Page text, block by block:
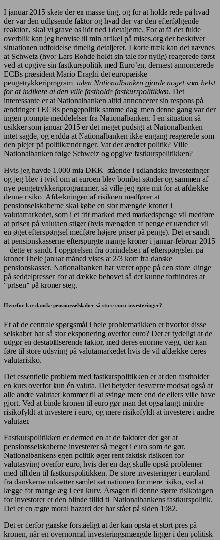
I januar 2015 skete der en masse ting, og for at holde rede på hvad
der var den udløsende faktor og hvad der var den efterfølgende
reaktion, skal vi grave os lidt ned i detaljerne. For at få det fulde
overblik kan jeg henvise til min artikel på mises.org der beskriver
situationen udfoldelse rimelig detaljeret. I korte træk kan det nævnes
at Schweiz (hvor Lars Rohde holdt sin tale for nylig) reagerede først
ved at opgive sin fastkurspolitik med Euro’en, dernæst annoncerede
ECBs præsident Mario Draghi det europæiske
pengetrykkeriprogram, uden Nationalbanken gjorde noget som helst
for at indikere at den ville fastholde fastkurspolitikken. Det
interessante er at Nationalbanken altid annoncerer sin respons på
ændringer i ECBs pengepolitik samme dag, men denne gang var der
ingen prompte meddelelser fra Nationalbanken. I en situation så
usikker som januar 2015 er det meget pudsigt at Nationalbanken
intet sagde, og endda at Nationalbanken ikke engang reagerede som
den plejer på politikændringer. Var der ændret politik? Ville
Nationalbanken følge Schweiz og opgive fastkurspolitikken?
Hvis jeg havde 1.000 mia DKK stående i udlandske investeringer
og jeg blev i tvivl om at euroen blev bombet sønder og sammen af
nye pengetrykkeriprogrammer, så ville jeg gøre mit for at afdække
denne risiko. Afdækningen af risikoen medfører at
pensionselskaberne skal købe en stor mængde kroner i
valutamarkedet, som i et frit marked med markedspenge vil medføre
at prisen på valutaen stiger (hvis mængden af penge er uændret vil
en øget efterspørgsel medføre højere priser på penge). Det er sandt
at pensionskasserne efterspurgte mange kroner i januar-februar 2015
– dette er sandt. I opgørelsen fra oprindelsen af efterspørgslen på
kroner i hele januar måned vises at 2/3 kom fra danske
pensionskasser. Nationalbanken har været oppe på den store klinge
på seddelpressen for at dække behovet så det kunne forhindres at
“prisen” på kroner steg.
Hvorfor har danske pensionsselskaber så store euro-investeringer?
Et af de centrale spørgsmål i hele problematikken er hvorfor disse
selskaber har så stor eksponering overfor euro? Det er tydeligt at de
udgør en destabiliserende faktor, med deres enorme vægt, der kan
føre til store udsving på valutamarkedet hvis de vil afdække deres
valutarisiko.
Det essentielle problem med fastkurspolitikken er at den fastholder
en kurs overfor kun én valuta. Det betyder desværre modsat også at
alle andre valutaer kommer til at svinge mere end de ellers ville have
gjort. Ved at binde kronen til euro gør man det også langt mindre
risikofyldt at investere i euro, og mere risikofyldt at investere i andre
valutaer.
Fastkurspolitikken er dermed en af de faktorer der gør at
pensionsselskaberne investerer så meget i euro som de gør.
Nationalbankens egen politik øger rent faktisk risikoen for
valutasving overfor euro, hvis der en dag skulle opstå problemer
med tilliden til fastkurspolitikken. De store investeringer i euroland
fra danskerne udsætter samlet set nationen for mere risiko, ved at
lægge for mange æg i een kurv. Årsagen til denne større risikotagen
for investorer er den blinde tillid til Nationalbankens fastkurspolitik.
Det er en ægte moral hazard der har stået på siden 1982.
Det er derfor ganske forståeligt at der kan opstå et stort pres på
kronen, når en overnormal investeringsmængde ligger i den politisk